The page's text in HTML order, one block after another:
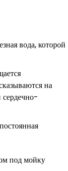
вода, которой
на
сердечно-